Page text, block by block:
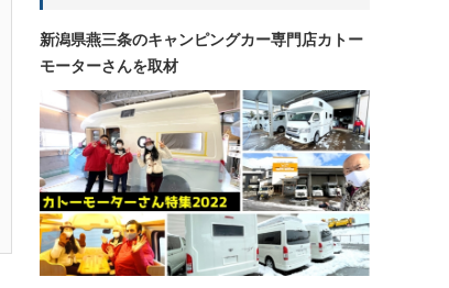
新潟県燕三条のキャンピングカー専門店カトー
モーターさんを取材